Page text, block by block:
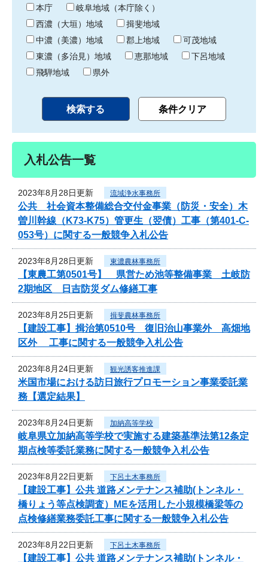
わ
り
本庁
岐阜地域（本庁除く）
西濃（大垣）地域
揖斐地域
中濃（美濃）地域
郡上地域
可茂地域
東濃（多治見）地域
恵那地域
下呂地域
飛騨地域
県外
入札公告一覧
2023年8月28日更新 流域浄水事務所
公共 社会資本整備総合交付金事業（防災・安全）木
曽川幹線（K73-K75）管更生（翌債）工事（第401-C-
053号）に関する一般競争入札公告
2023年8月28日更新 東濃農林事務所
【東農工第0501号】 県営ため池等整備事業 土岐防
2期地区 日吉防災ダム修繕工事
2023年8月25日更新 揖斐農林事務所
【建設工事】揖治第0510号 復旧治山事業外 高畑地
区外 工事に関する一般競争入札公告
2023年8月24日更新 観光誘客推進課
米国市場における訪日旅行プロモーション事業委託業
務【選定結果】
2023年8月24日更新 加納高等学校
岐阜県立加納高等学校で実施する建築基準法第12条定
期点検等委託業務に関する一般競争入札公告
2023年8月22日更新 下呂土木事務所
【建設工事】公共 道路メンテナンス補助(トンネル・
橋りょう等点検調査）MEを活用した小規模橋梁等の
点検修繕業務委託工事に関する一般競争入札公告
2023年8月22日更新 下呂土木事務所
【建設工事】公共 道路メンテナンス補助(トンネル・